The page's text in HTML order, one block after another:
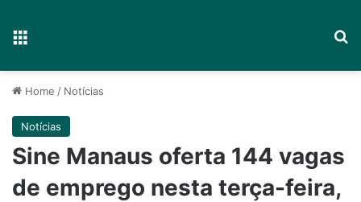
Home / Notícias
Notícias
Sine Manaus oferta 144 vagas
de emprego nesta terça-feira,